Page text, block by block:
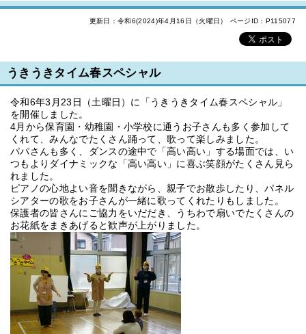
更新日：令和6(2024)年4月16日（火曜日） ページID：P115077
うきうきタイム春スペシャル
令和6年3月23日（土曜日）に「うきうきタイム春スペシャル」
を開催しました。
4月から保育園・幼稚園・小学校に通うお子さんも多く参加して
くれて、みんなでたくさん踊って、歌って楽しみました。
パパさんも多く、ダンスの途中で「高い高い」する場面では、い
つもよりダイナミックな「高い高い」に喜ぶ笑顔がたくさん見ら
れました。
ピアノの心地よい音を聞きながら、親子でお散歩したり、パネル
シアターの歌をお子さんが一緒に歌ってくれたりもしました。
保護者の皆さんにご協力をいだだき、うちわで扇いでたくさんの
お花紙をまきあげると歓声が上がりました。